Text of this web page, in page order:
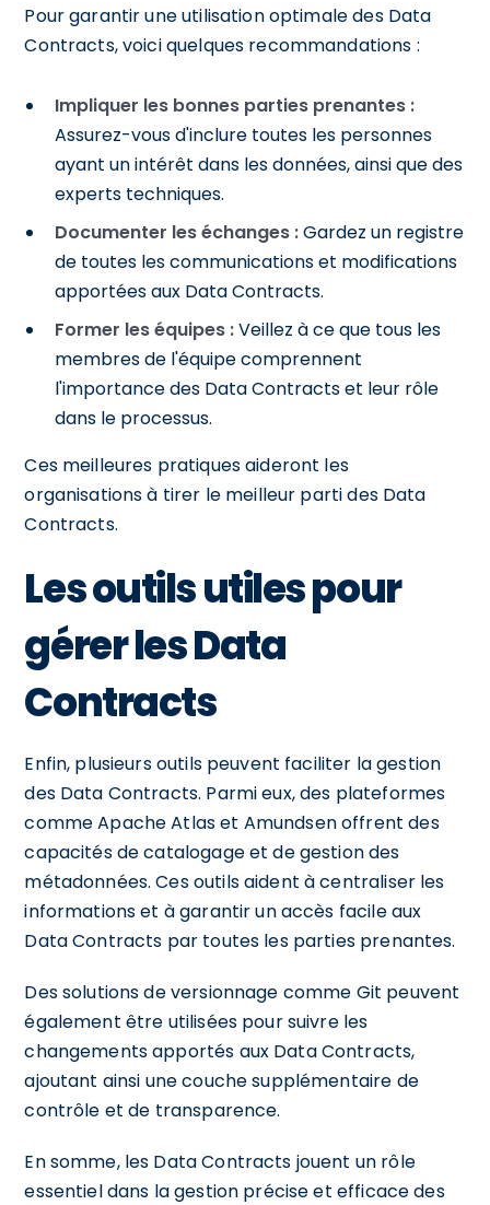
Pour garantir une utilisation optimale des Data
Contracts, voici quelques recommandations :
Impliquer les bonnes parties prenantes :
Assurez-vous d'inclure toutes les personnes
ayant un intérêt dans les données, ainsi que des
experts techniques.
Documenter les échanges :Gardez un registre
de toutes les communications et modifications
apportées aux Data Contracts.
Former les équipes :Veillez à ce que tous les
membres de l'équipe comprennent
l'importance des Data Contracts et leur rôle
dans le processus.
Ces meilleures pratiques aideront les
organisations à tirer le meilleur parti des Data
Contracts.
Les outils utiles pour
gérer les Data
Contracts
Enfin, plusieurs outils peuvent faciliter la gestion
des Data Contracts. Parmi eux, des plateformes
comme Apache Atlas et Amundsen offrent des
capacités de catalogage et de gestion des
métadonnées. Ces outils aident à centraliser les
informations et à garantir un accès facile aux
Data Contracts par toutes les parties prenantes.
Des solutions de versionnage comme Git peuvent
également être utilisées pour suivre les
changements apportés aux Data Contracts,
ajoutant ainsi une couche supplémentaire de
contrôle et de transparence.
En somme, les Data Contracts jouent un rôle
essentiel dans la gestion précise et efficace des